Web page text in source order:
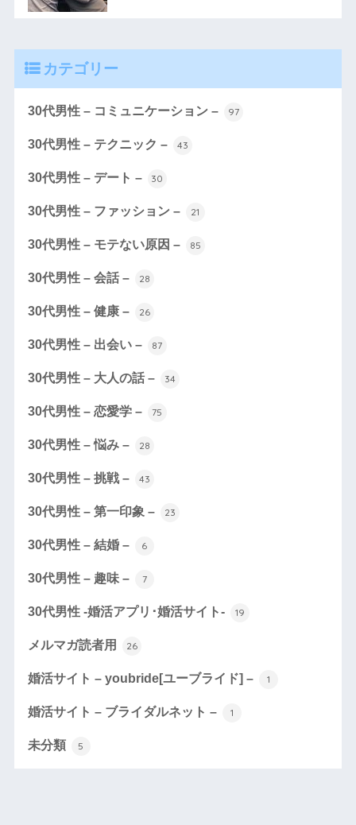
カテゴリー
30代男性 – コミュニケーション – 97
30代男性 – テクニック – 43
30代男性 – デート – 30
30代男性 – ファッション – 21
30代男性 – モテない原因 – 85
30代男性 – 会話 – 28
30代男性 – 健康 – 26
30代男性 – 出会い – 87
30代男性 – 大人の話 – 34
30代男性 – 恋愛学 – 75
30代男性 – 悩み – 28
30代男性 – 挑戦 – 43
30代男性 – 第一印象 – 23
30代男性 – 結婚 – 6
30代男性 – 趣味 – 7
30代男性 -婚活アプリ･婚活サイト- 19
メルマガ読者用 26
婚活サイト – youbride[ユーブライド] – 1
婚活サイト – ブライダルネット – 1
未分類 5